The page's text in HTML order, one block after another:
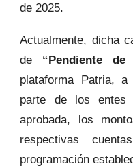
de 2025.
Actualmente, dicha
de “Pendiente de
plataforma Patria,
parte de los entes
aprobada, los
respectivas
programación